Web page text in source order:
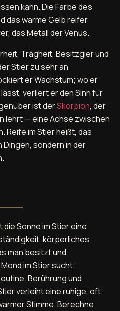
kann. Die Farbe des
das warme Gelb reifer
das Metall der Venus.
Trägheit, Besitzgier und
Stier zu sehr an
er Wachstum; wo er
verliert er den Sinn für
ist derSkorpion, der
lehrt — eine Achse zwischen
Reife im Stier heißt, das
sondern in der
Sonne im Stier eine
körperliches
man besitzt und
im Stier sucht
Berührung und
verleiht eine ruhige, oft
Stimme. Berechne